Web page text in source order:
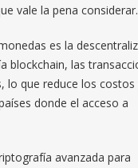
vale la pena considerar.
es la
blockchain, las
lo que reduce los costos
donde el acceso a
avanzada para